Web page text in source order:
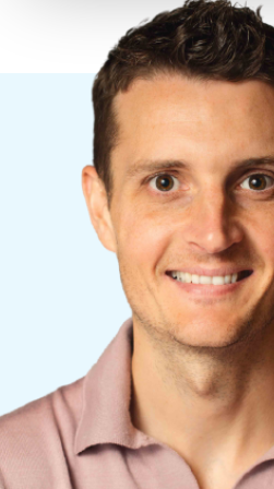
Daar kun je
Kenmerkend voor
afdeling is er veel aandacht
activiteiten, zoals een
tussen €4.000,- en
werktijden zelf in te delen.
als collega’s staan we
Tijdens 2 introductiedagen